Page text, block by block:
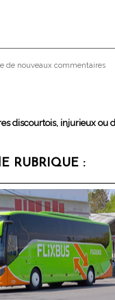
de nouveaux commentaires
discourtois, injurieux ou
RUBRIQUE :